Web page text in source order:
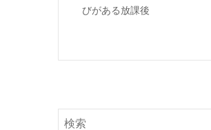
びがある放課後